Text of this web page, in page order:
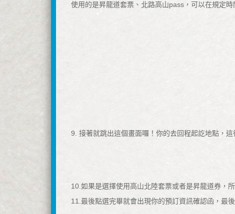
使用的是昇龍道套票、北路高山pass，可以在規定
9. 接著就跳出這個畫面囉！你的去回程起訖地點，這
10.如果是選擇使用高山北陸套票或者是昇龍道券，
11.最後點選完畢就會出現你的預訂資訊確認函，最